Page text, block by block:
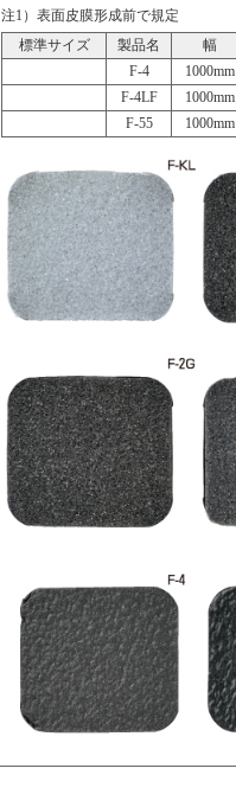
注1）表面皮膜形成前で規定
標準サイズ
製品名 幅
F-4
1000mm
F-4LF
1000mm
F-55
1000mm